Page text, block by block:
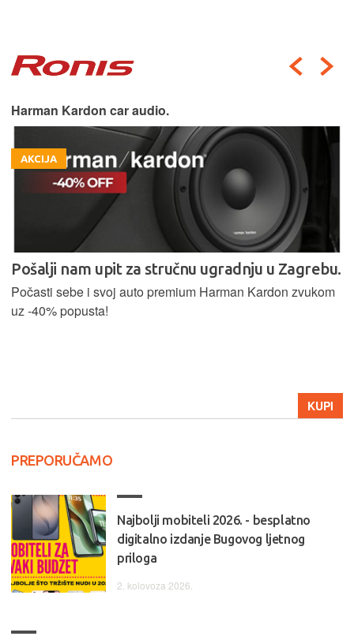
Harman Kardon car audio.
AKCIJA
Pošalji nam upit za stručnu ugradnju u Zagrebu.
Počasti sebe i svoj auto premium Harman Kardon zvukom
uz -40% popusta!
KUPI
PREPORUČAMO
Najbolji mobiteli 2026. - besplatno
digitalno izdanje Bugovog ljetnog
priloga
2. kolovoza 2026.